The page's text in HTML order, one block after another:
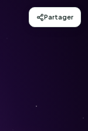
(Onopordum
Partager